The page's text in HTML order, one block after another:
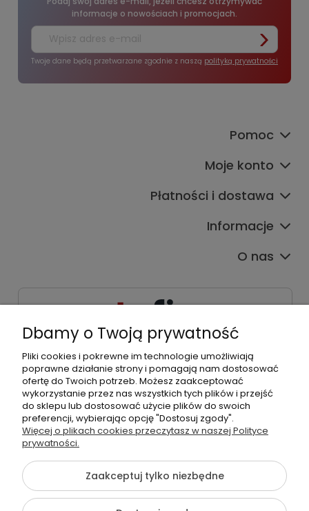
informacje o nowościach i promocjach.
Twoje dane będą przetwarzane zgodnie z naszą polityką prywatności
Pomoc
Moje konto
Płatności i dostawa
Informacje
O nas
533539538
kontakt@tpfix.pl
©2026 Wszelkie Prawa Zastrzeżone | tpfix.pl
Szablon Flex byEcommercy
Dbamy o Twoją prywatność
Pliki cookies i pokrewne im technologie umożliwiają
poprawne działanie strony i pomagają nam dostosować
ofertę do Twoich potrzeb. Możesz zaakceptować
wykorzystanie przez nas wszystkich tych plików i przejść
do sklepu lub dostosować użycie plików do swoich
preferencji, wybierając opcję "Dostosuj zgody".
Więcej o plikach cookies przeczytasz w naszej Polityce
prywatności.
Zaakceptuj tylko niezbędne